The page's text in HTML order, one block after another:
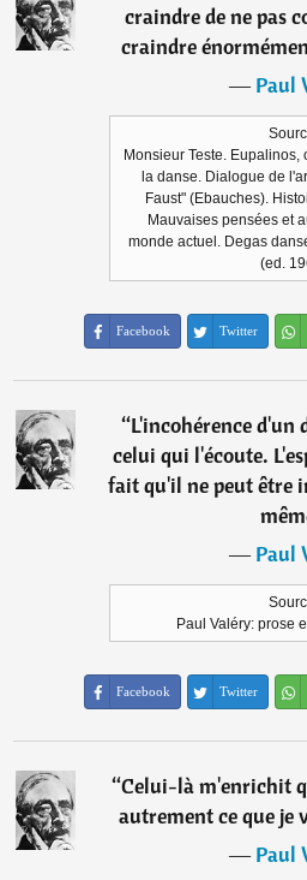
craindre de ne pas
craindre
―Paul
Monsieur Teste. Eupalinos,
la danse. Dialogue de
Faust" (Ebauches).
Mauvaises pensées et
monde actuel. Degas
(ed.
Facebook Twitter
“L'incohérence d'un
celui qui l'écoute.
fait qu'il ne peut être
―Paul
Paul Valéry: prose
Facebook Twitter
“Celui-là m'enrichit
autrement ce que je
―Paul